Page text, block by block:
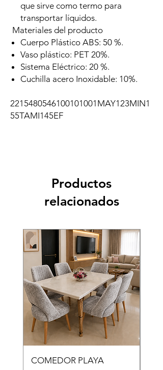
que sirve como termo para
transportar líquidos.
Materiales del producto
Cuerpo Plástico ABS: 50 %.
Vaso plástico: PET 20%.
Sistema Eléctrico: 20 %.
Cuchilla acero Inoxidable: 10%.
2215480546100101001MAY123MIN1
55TAMI145EF
Productos
relacionados
COMEDOR PLAYA